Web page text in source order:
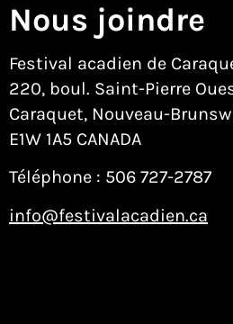
Nous joindre
Festival acadien de
220, boul. Saint-Pierre
Caraquet, Nouveau-
E1W 1A5 CANADA
Téléphone : 506 727-2787
info@festivalacadien.ca